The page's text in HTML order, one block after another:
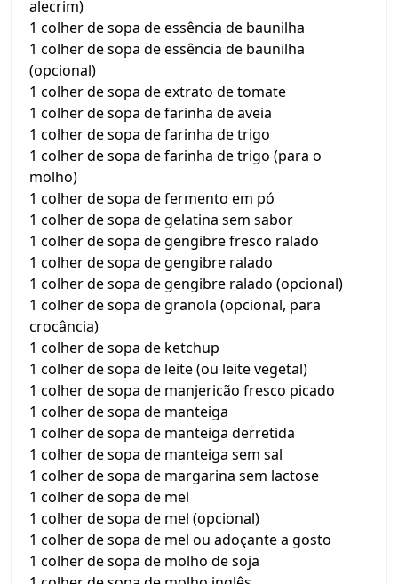
alecrim)
1 colher de sopa de essência de baunilha
1 colher de sopa de essência de baunilha
(opcional)
1 colher de sopa de extrato de tomate
1 colher de sopa de farinha de aveia
1 colher de sopa de farinha de trigo
1 colher de sopa de farinha de trigo (para o
molho)
1 colher de sopa de fermento em pó
1 colher de sopa de gelatina sem sabor
1 colher de sopa de gengibre fresco ralado
1 colher de sopa de gengibre ralado
1 colher de sopa de gengibre ralado (opcional)
1 colher de sopa de granola (opcional, para
crocância)
1 colher de sopa de ketchup
1 colher de sopa de leite (ou leite vegetal)
1 colher de sopa de manjericão fresco picado
1 colher de sopa de manteiga
1 colher de sopa de manteiga derretida
1 colher de sopa de manteiga sem sal
1 colher de sopa de margarina sem lactose
1 colher de sopa de mel
1 colher de sopa de mel (opcional)
1 colher de sopa de mel ou adoçante a gosto
1 colher de sopa de molho de soja